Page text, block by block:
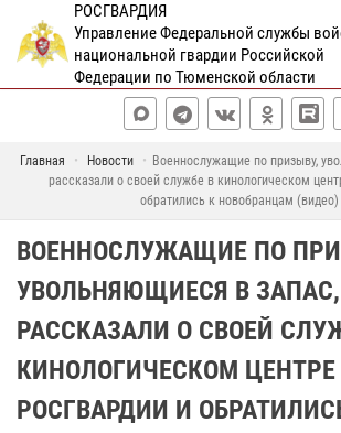
РОСГВАРДИЯ
Управление Федеральной службы
национальной гвардии Российской
Федерации по Тюменской области
Главная Новости
Военнослужащие по призыву,
рассказали о своей службе в кинологическом
обратились к новобранцам (видео)
ВОЕННОСЛУЖАЩИЕ ПО
УВОЛЬНЯЮЩИЕСЯ В ЗАПАС,
РАССКАЗАЛИ О СВОЕЙ
КИНОЛОГИЧЕСКОМ ЦЕНТРЕ
РОСГВАРДИИ И